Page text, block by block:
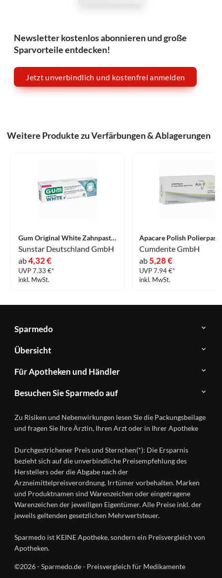
Newsletter kostenlos abonnieren und große
Sparvorteile entdecken!
Jetzt unverbindlich und kostenfrei anmelden
Weitere Produkte zu Verfärbungen & Ablagerungen
Gum Original White Zahnpasta 75 ml
Sunstar Deutschland GmbH
ab4,32 €
UVP 7.33 €*
inkl. MwSt.
Cumdente GmbH
ab5,28 €
UVP 7.94 €*
inkl. MwSt.
Sparmedo
Über
Sparmedo
FAQ
Kontakt
Datenschutz
Nutzungsbedingungen
Übersicht
Herstellerverzeichnis
Produkte
A-
Ratgeber
Wirkstoffe
Gesundheitsmagazin
Für Apotheken und Händler
&
Händlerlogin
Besuchen Sie Sparmedo auf
Instagram
Zu Risiken und Nebenwirkungen lesen Sie die Packungsbeilage
und fragen Sie Ihre Ärztin, Ihren Arzt oder in Ihrer Apotheke
Durchgestrichener Preis und Sternchen(*): Die Ersparnis
bezieht sich auf die unverbindliche Preisempfehlung des
Herstellers oder die Abgabe nach der
Arzneimittelpreisverordnung. Irrtümer vorbehalten. Marken
und Produktnamen sind Warenzeichen oder eingetragene
Warenzeichen der jeweiligen Eigentümer. Alle Preise inkl. der
jeweils geltenden gesetzlichen Mehrwertsteuer.
Sparmedo ist KEINE Apotheke, sondern ein Preisvergleich von
Apotheken.
©2026 - Sparmedo.de - Preisvergleich für Medikamente